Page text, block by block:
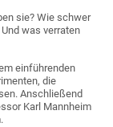
sie? Wie schwer
was verraten
einführenden
die
Anschließend
Karl Mannheim